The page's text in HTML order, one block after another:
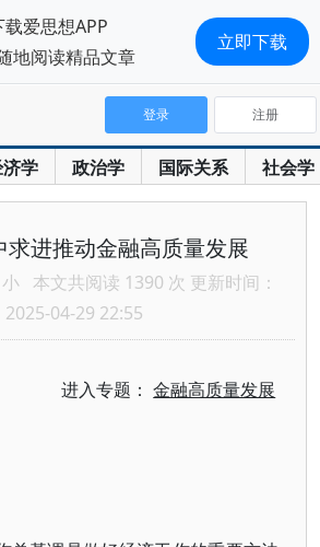
学 政治学 国际关系 社会学
登录 注册
求进推动金融高质量发展
小 本文共阅读 1390 次 更新时间：
2025-04-29 22:55
进入专题：金融高质量发展
载爱思想APP
地阅读精品文章
立即下载